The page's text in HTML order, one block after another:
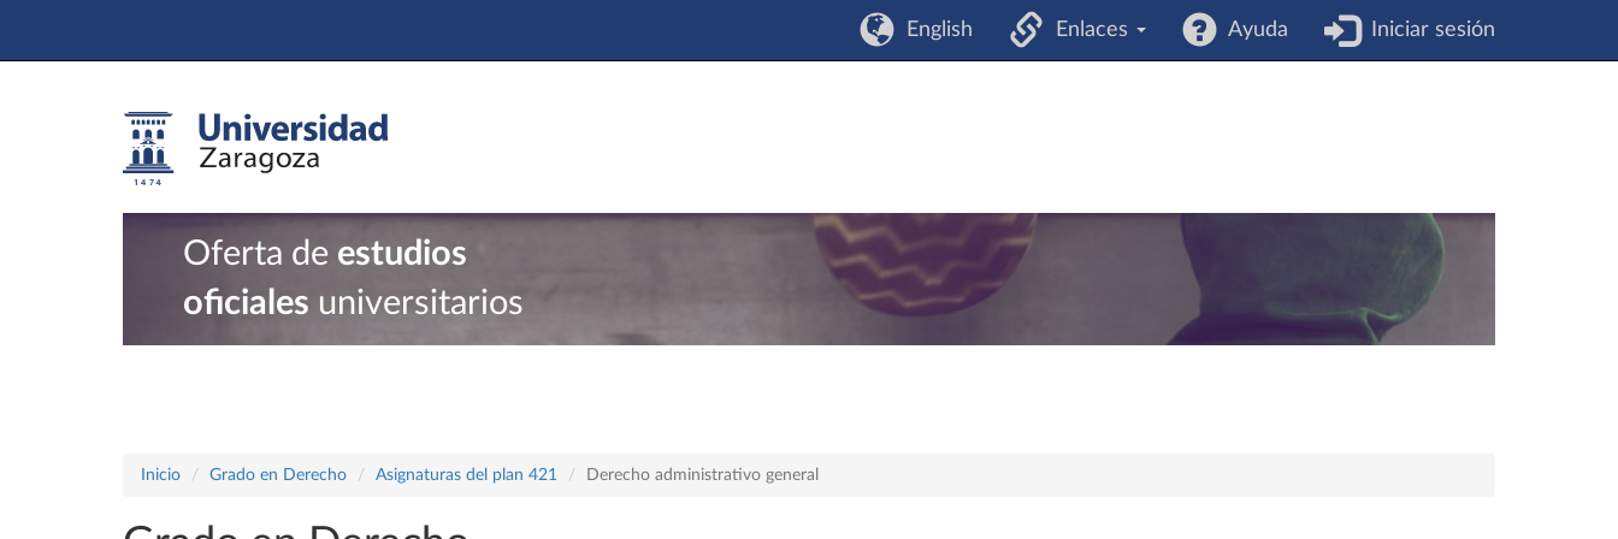
English Enlaces Ayuda Iniciar sesión
Oferta de estudios
oficiales universitarios
Inicio Grado en Derecho Asignaturas del plan 421 Derecho administrativo general